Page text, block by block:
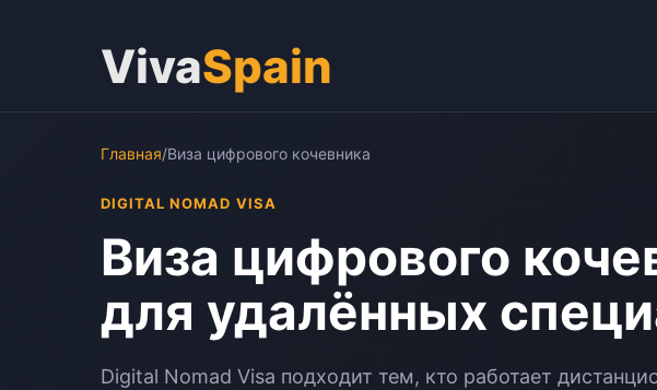
VivaSpain
Главная/Виза цифрового кочевника
DIGITAL NOMAD VISA
Виза цифрового
для удалённых
Digital Nomad Visa подходит тем, кто работает